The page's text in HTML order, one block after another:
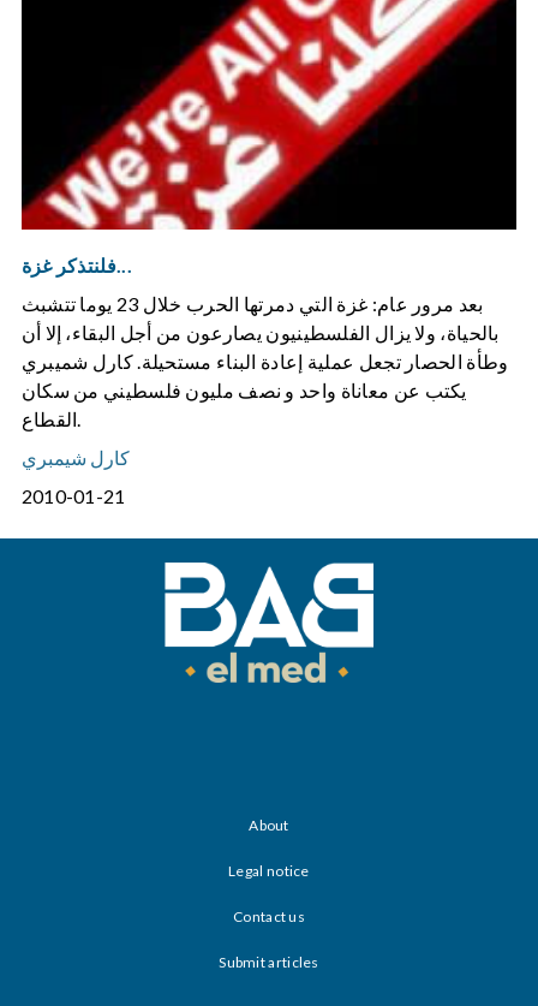
فلنتذكر غزة...
بعد مرور عام: غزة التي دمرتها الحرب خلال 23 يوما تتشبث
بالحياة، ولا يزال الفلسطينيون يصارعون من أجل البقاء، إلا أن
وطأة الحصار تجعل عملية إعادة البناء مستحيلة. كارل شميبري
يكتب عن معاناة واحد و نصف مليون فلسطيني من سكان
القطاع.
كارل شيمبري
2010-01-21
About
Legal notice
Contact us
Submit articles